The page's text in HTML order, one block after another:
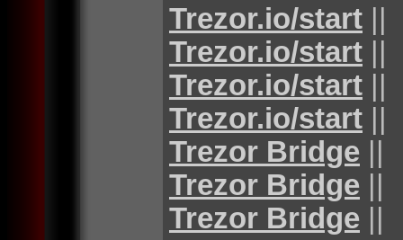
Trezor.io/start ||
Trezor.io/start ||
Trezor.io/start ||
Trezor.io/start ||
Trezor Bridge ||
Trezor Bridge ||
Trezor Bridge ||